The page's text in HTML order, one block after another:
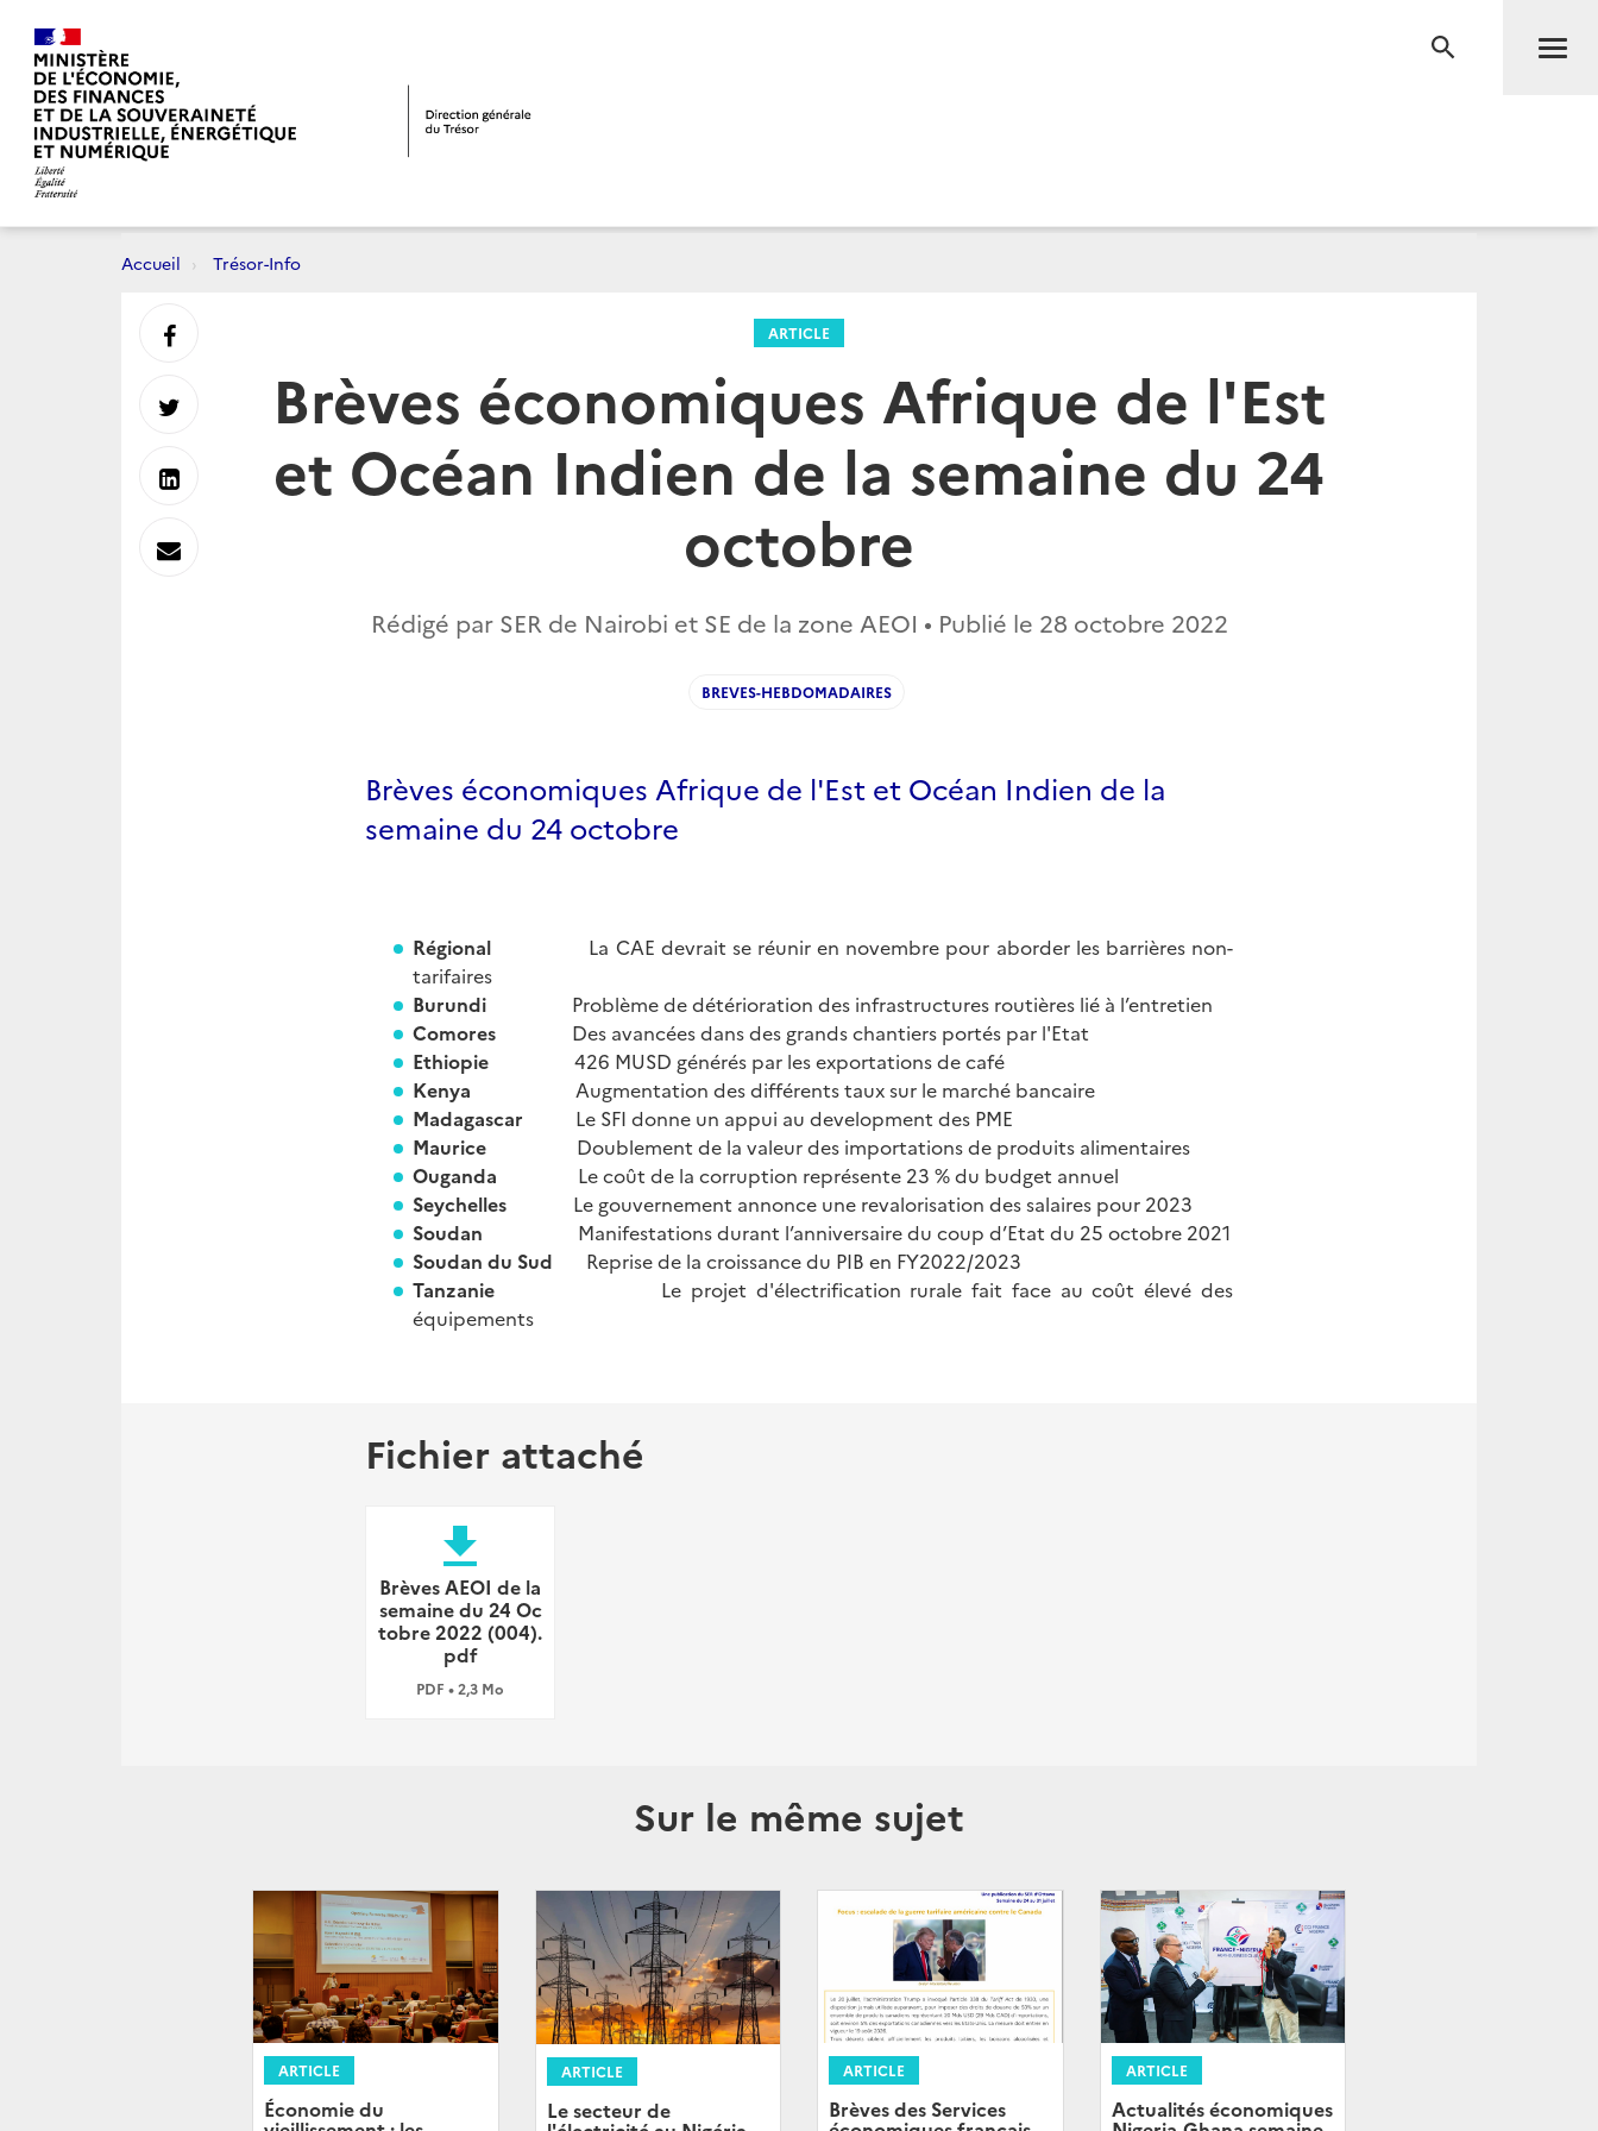
RECHERCHE
Accueil Trésor-Info
ARTICLE
Brèves économiques Afrique de l'Est
et Océan Indien de la semaine du 24
octobre
Rédigé par SER de Nairobi et SE de la zone AEOI • Publié le 28 octobre 2022
BREVES-HEBDOMADAIRES
Brèves économiques Afrique de l'Est et Océan Indien de la
semaine du 24 octobre
Régional
La CAE devrait se réunir en novembre pour aborder les barrières non-
tarifaires
Burundi
Problème de détérioration des infrastructures routières lié à l’entretien
Comores Des avancées dans des grands chantiers portés par l'Etat
Ethiopie
426 MUSD générés par les exportations de café
Kenya
Augmentation des différents taux sur le marché bancaire
Madagascar
Le SFI donne un appui au development des PME
Maurice Doublement de la valeur des importations de produits alimentaires
Ouganda
Le coût de la corruption représente 23 % du budget annuel
Seychelles
Le gouvernement annonce une revalorisation des salaires pour 2023
Soudan Manifestations durant l’anniversaire du coup d’Etat du 25 octobre 2021
Soudan du Sud Reprise de la croissance du PIB en FY2022/2023
Tanzanie
Le projet d'électrification rurale fait face au coût élevé des
équipements
Fichier attaché
file_download
Brèves AEOI de la
semaine du 24 Oc
tobre 2022 (004).
pdf
PDF • 2,3 Mo
Sur le même sujet
ARTICLE
Économie du
ARTICLE
Le secteur de
ARTICLE
Brèves des Services
ARTICLE
Actualités économiques
Partager
sur
Partager
sur
Partager
sur
Envoyer